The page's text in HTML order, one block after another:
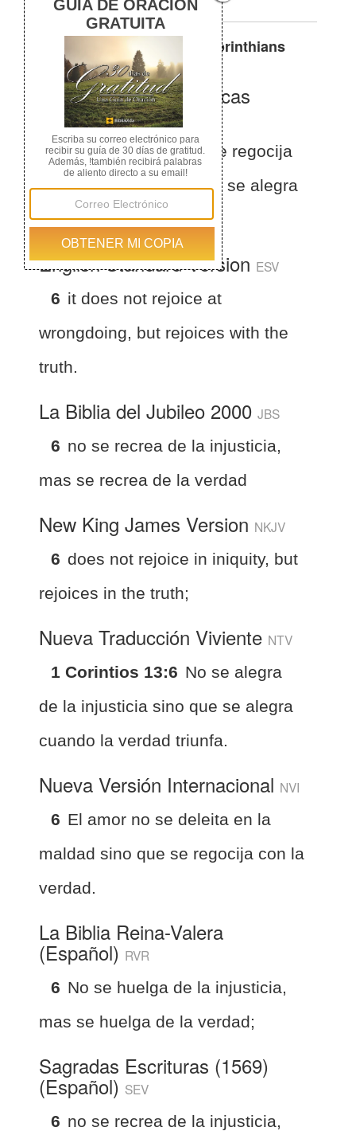
Otras traducciones de 1 Corinthians
13:6
La Biblia de las Américas
(Español)BLA
1 Corintios 13:6 no se regocija
de la injusticia, sino que se alegra
con la verdad;
English Standard Version ESV
6 it does not rejoice at
wrongdoing, but rejoices with the
truth.
La Biblia del Jubileo 2000 JBS
6 no se recrea de la injusticia,
mas se recrea de la verdad
New King James Version NKJV
6 does not rejoice in iniquity, but
rejoices in the truth;
Nueva Traducción Viviente NTV
1 Corintios 13:6 No se alegra
de la injusticia sino que se alegra
cuando la verdad triunfa.
Nueva Versión Internacional NVI
6 El amor no se deleita en la
maldad sino que se regocija con la
verdad.
La Biblia Reina-Valera
(Español) RVR
6 No se huelga de la injusticia,
mas se huelga de la verdad;
Sagradas Escrituras (1569)
(Español) SEV
6 no se recrea de la injusticia,